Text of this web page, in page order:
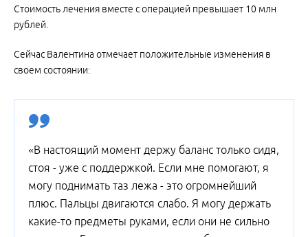
Стоимость лечения вместе с операцией превышает 10 млн
рублей.
Сейчас Валентина отмечает положительные изменения в
своем состоянии:
«В настоящий момент держу баланс только сидя,
стоя - уже с поддержкой. Если мне помогают, я
могу поднимать таз лежа - это огромнейший
плюс. Пальцы двигаются слабо. Я могу держать
какие-то предметы руками, если они не сильно